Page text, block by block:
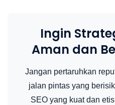
Ingin
Aman dan
Jangan pertaruhkan
jalan pintas yang
SEO yang kuat dan